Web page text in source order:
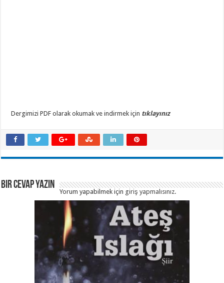
Dergimizi PDF olarak okumak ve indirmek için tıklayınız
Bir Cevap Yazın
Yorum yapabilmek için giriş yapmalısınız.